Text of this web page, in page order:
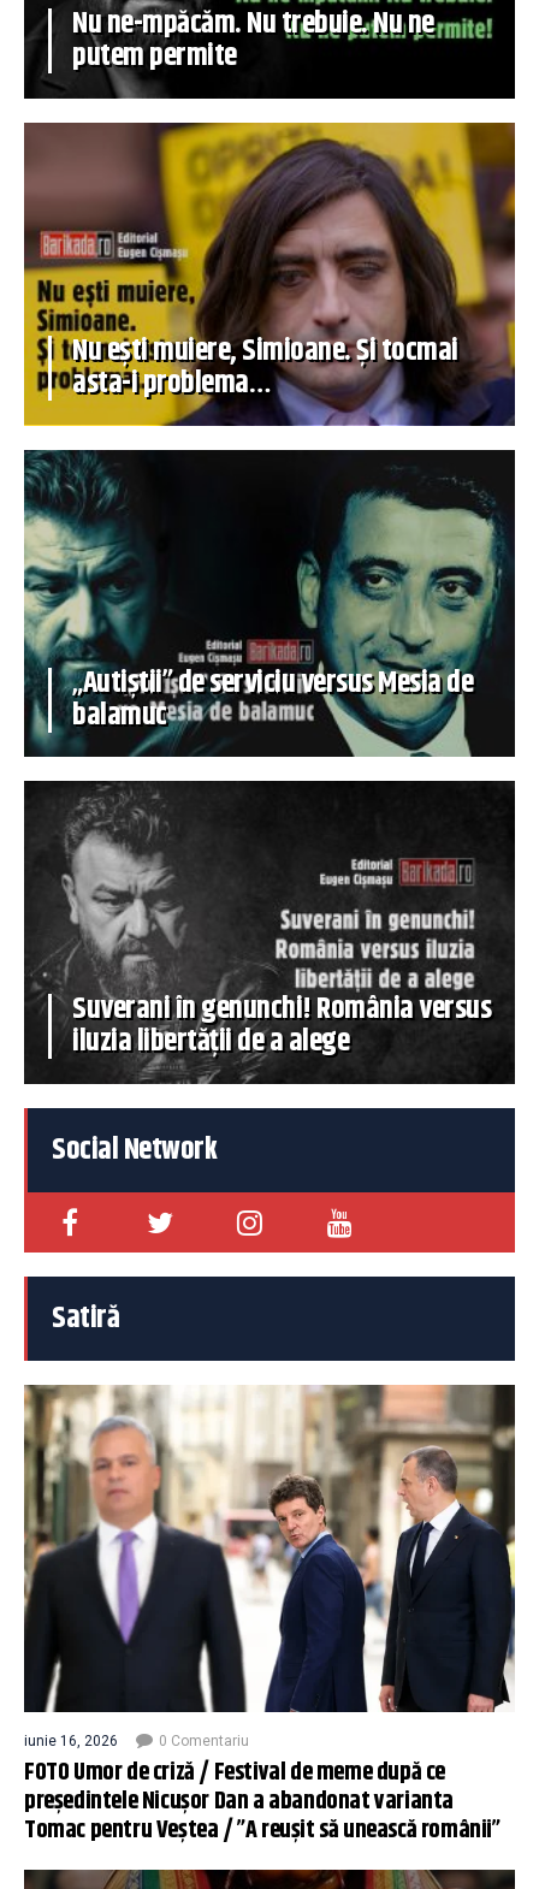
Nu ne-mpăcăm. Nu trebuie. Nu ne
putem permite
Nu ești muiere, Simioane. Și tocmai
asta-i problema…
„Autiștii” de serviciu versus Mesia de
balamuc
Suverani în genunchi! România versus
iluzia libertății de a alege
Social Network
Satiră
iunie 16, 2026 0 Comentariu
FOTO Umor de criză / Festival de meme după ce
președintele Nicușor Dan a abandonat varianta
Tomac pentru Veștea / ”A reușit să unească românii”